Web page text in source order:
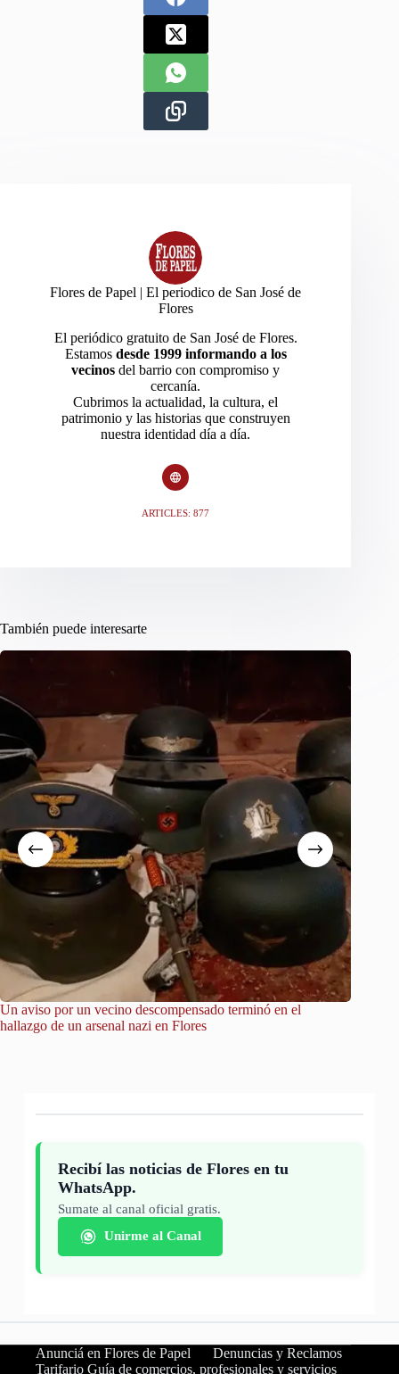
Flores de Papel | El periodico de San José de
Flores
El periódico gratuito de San José de Flores.
Estamos desde 1999 informando a los
vecinos del barrio con compromiso y
cercanía.
Cubrimos la actualidad, la cultura, el
patrimonio y las historias que construyen
nuestra identidad día a día.
ARTICLES: 877
También puede interesarte
Un aviso por un vecino descompensado terminó en el
hallazgo de un arsenal nazi en Flores
Recibí las noticias de Flores en tu
WhatsApp.
Sumate al canal oficial gratis.
Unirme al Canal
Anunciá en Flores de Papel
Denuncias y Reclamos
Tarifario Guía de comercios, profesionales y servicios